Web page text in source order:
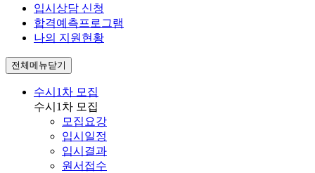
입시상담 신청
합격예측프로그램
나의 지원현황
전체메뉴닫기
수시1차 모집
수시1차 모집
모집요강
입시일정
입시결과
원서접수